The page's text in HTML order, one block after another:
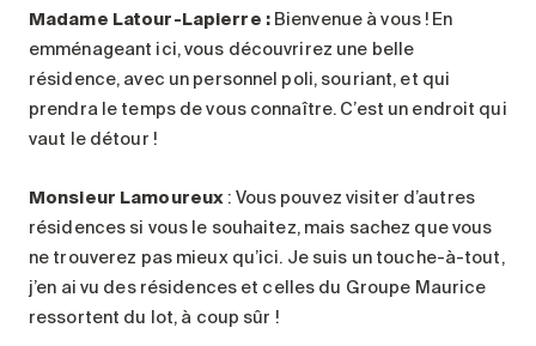
Madame Latour-Lapierre :Bienvenue à vous ! En
emménageant ici, vous découvrirez une belle
résidence, avec un personnel poli, souriant, et qui
prendra le temps de vous connaître. C’est un endroit qui
vaut le détour !
Monsieur Lamoureux : Vous pouvez visiter d’autres
résidences si vous le souhaitez, mais sachez que vous
ne trouverez pas mieux qu’ici. Je suis un touche-à-tout,
j’en ai vu des résidences et celles du Groupe Maurice
ressortent du lot, à coup sûr !